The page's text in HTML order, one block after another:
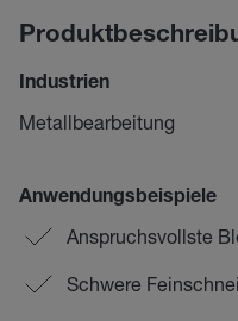
Industrien
Metallbearbeitung
Anwendungsbeispiele
Anspruchsvollste
Schwere